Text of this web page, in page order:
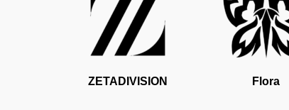
ZETADIVISION Flora